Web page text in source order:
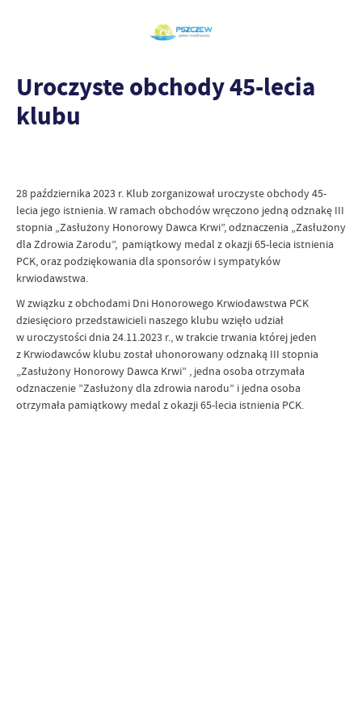
Uroczyste obchody 45-lecia
klubu
28 października 2023 r. Klub zorganizował uroczyste obchody 45-
lecia jego istnienia. W ramach obchodów wręczono jedną odznakę III
stopnia „Zasłużony Honorowy Dawca Krwi”, odznaczenia „Zasłużony
dla Zdrowia Zarodu”, pamiątkowy medal z okazji 65-lecia istnienia
PCK, oraz podziękowania dla sponsorów i sympatyków
krwiodawstwa.
W związku z obchodami Dni Honorowego Krwiodawstwa PCK
dziesięcioro przedstawicieli naszego klubu wzięło udział
w uroczystości dnia 24.11.2023 r., w trakcie trwania której jeden
z Krwiodawców klubu został uhonorowany odznaką III stopnia
„Zasłużony Honorowy Dawca Krwi” , jedna osoba otrzymała
odznaczenie ”Zasłużony dla zdrowia narodu” i jedna osoba
otrzymała pamiątkowy medal z okazji 65-lecia istnienia PCK.